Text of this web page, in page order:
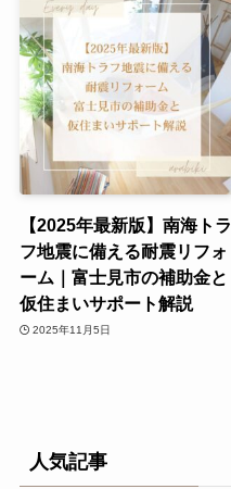
【2025年最新版】南海トラ
フ地震に備える耐震リフォ
ーム｜富士見市の補助金と
仮住まいサポート解説
2025年11月5日
人気記事